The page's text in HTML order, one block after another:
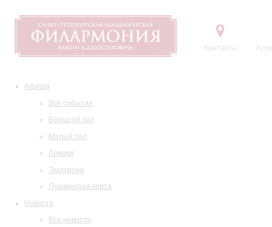
Контакты
Афиша
Все события
Большой зал
Малый зал
Лекции
Экскурсии
Пушкинская карта
Новости
Все новости